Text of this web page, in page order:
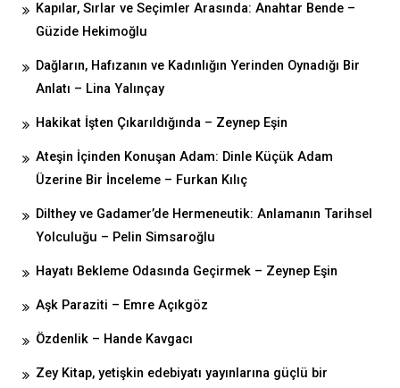
Kapılar, Sırlar ve Seçimler Arasında: Anahtar Bende –
Güzide Hekimoğlu
Dağların, Hafızanın ve Kadınlığın Yerinden Oynadığı Bir
Anlatı – Lina Yalınçay
Hakikat İşten Çıkarıldığında – Zeynep Eşin
Ateşin İçinden Konuşan Adam: Dinle Küçük Adam
Üzerine Bir İnceleme – Furkan Kılıç
Dilthey ve Gadamer’de Hermeneutik: Anlamanın Tarihsel
Yolculuğu – Pelin Simsaroğlu
Hayatı Bekleme Odasında Geçirmek – Zeynep Eşin
Aşk Paraziti – Emre Açıkgöz
Özdenlik – Hande Kavgacı
Zey Kitap, yetişkin edebiyatı yayınlarına güçlü bir